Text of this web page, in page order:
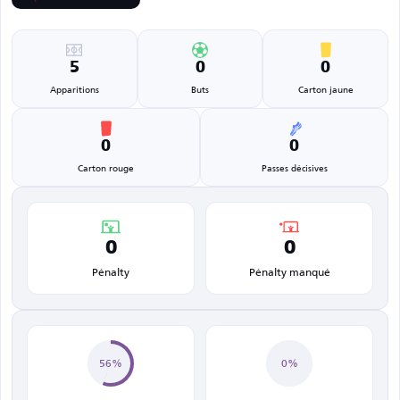
5
Apparitions
0
Buts
0
Carton jaune
0
Carton rouge
0
Passes décisives
0
Pénalty
0
Pénalty manqué
56% 0%